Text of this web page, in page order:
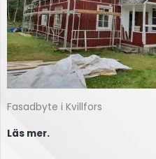
Fasadbyte i Kvillfors
Läs mer.